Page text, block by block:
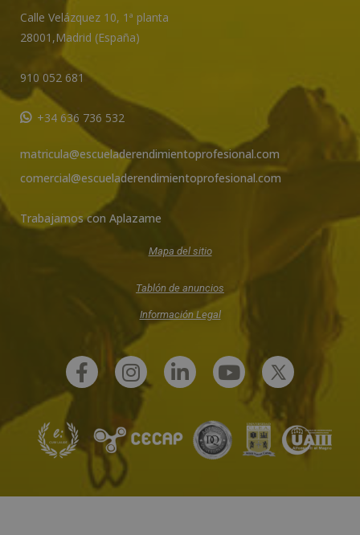
e
:
Calle Velázquez 10, 1ª planta
28001,Madrid (España)
910 052 681
+34 636 736 532
matricula@escueladerendimientoprofesional.com
comercial@escueladerendimientoprofesional.com
Trabajamos con Aplazame
Mapa del sitio
Tablón de anuncios
Información Legal